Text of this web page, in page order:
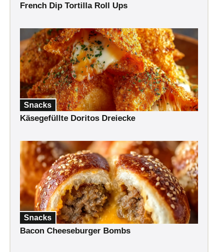
French Dip Tortilla Roll Ups
Snacks
Käsegefüllte Doritos Dreiecke
Snacks
Bacon Cheeseburger Bombs